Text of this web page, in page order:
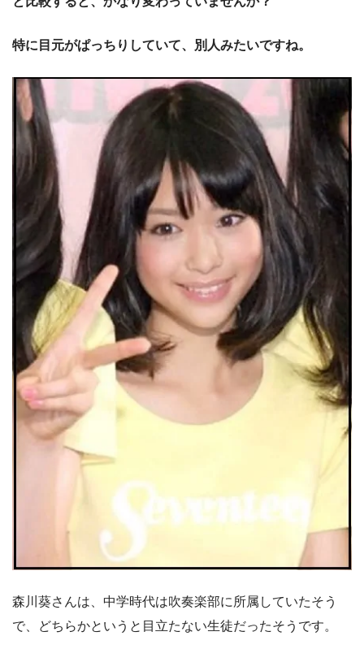
特に目元がぱっちりしていて、別人みたいですね。
森川葵さんは、中学時代は吹奏楽部に所属していたそう
で、どちらかというと目立たない生徒だったそうです。